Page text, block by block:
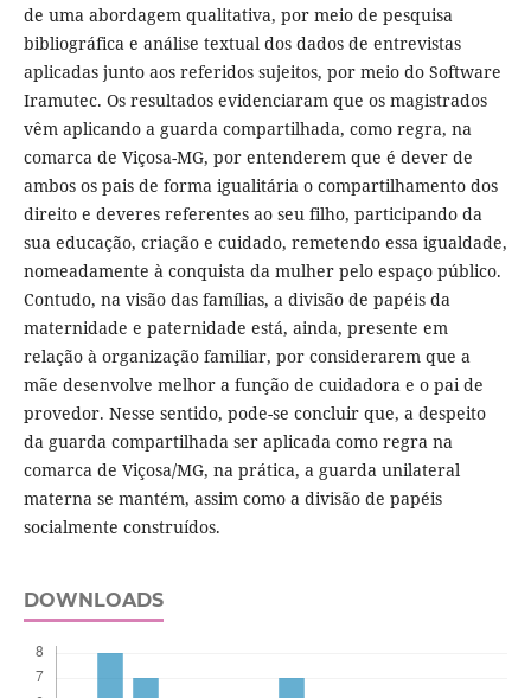
de uma abordagem qualitativa, por meio de pesquisa
bibliográfica e análise textual dos dados de entrevistas
aplicadas junto aos referidos sujeitos, por meio do Software
Iramutec. Os resultados evidenciaram que os magistrados
vêm aplicando a guarda compartilhada, como regra, na
comarca de Viçosa-MG, por entenderem que é dever de
ambos os pais de forma igualitária o compartilhamento dos
direito e deveres referentes ao seu filho, participando da
sua educação, criação e cuidado, remetendo essa igualdade,
nomeadamente à conquista da mulher pelo espaço público.
Contudo, na visão das famílias, a divisão de papéis da
maternidade e paternidade está, ainda, presente em
relação à organização familiar, por considerarem que a
mãe desenvolve melhor a função de cuidadora e o pai de
provedor. Nesse sentido, pode-se concluir que, a despeito
da guarda compartilhada ser aplicada como regra na
comarca de Viçosa/MG, na prática, a guarda unilateral
materna se mantém, assim como a divisão de papéis
socialmente construídos.
DOWNLOADS